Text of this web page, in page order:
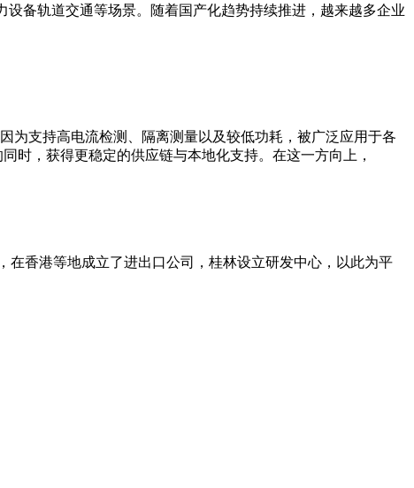
备轨道交通等场景。随着国产化趋势持续推进，越来越多企业
为支持高电流检测、隔离测量以及较低功耗，被广泛应用于各
时，获得更稳定的供应链与本地化支持。在这一方向上，
香港等地成立了进出口公司，桂林设立研发中心，以此为平